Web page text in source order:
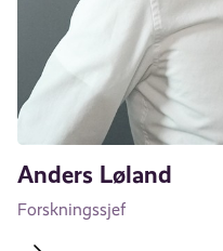
Anders Løland
Forskningssjef